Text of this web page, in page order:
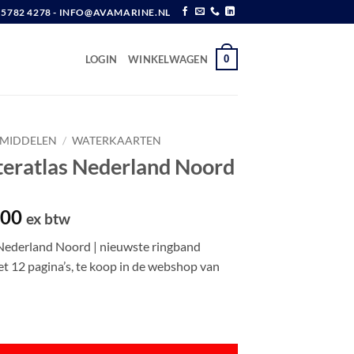
5782 4278 - INFO@AVAMARINE.NL
LOGIN WINKELWAGEN 0
/ WATERKAARTEN
Nederland Noord
Huidige
is:
€ 31,00.
ex btw
Noord | nieuwste ringband
12 pagina’s, te koop in de webshop van